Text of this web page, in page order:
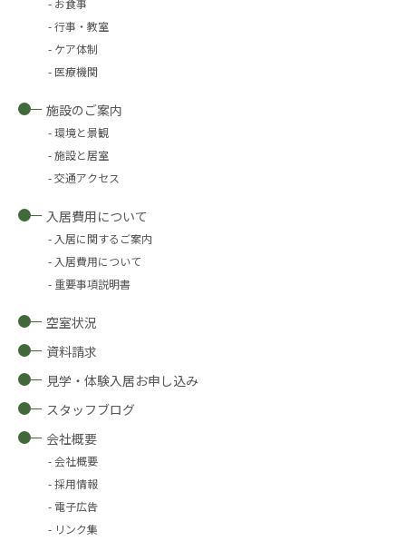
お食事
行事・教室
ケア体制
医療機関
施設のご案内
環境と景観
施設と居室
交通アクセス
入居費用について
入居に関するご案内
入居費用について
重要事項説明書
空室状況
資料請求
見学・体験入居お申し込み
スタッフブログ
会社概要
会社概要
採用情報
電子広告
リンク集